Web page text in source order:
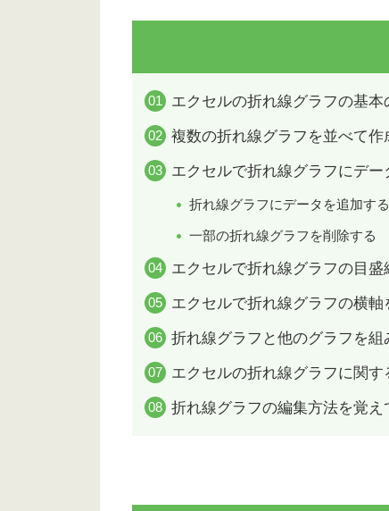
エクセルの折れ線グラフの基本
複数の折れ線グラフを並べて作
エクセルで折れ線グラフにデ
折れ線グラフにデータを追加する
一部の折れ線グラフを削除する
エクセルで折れ線グラフの目
エクセルで折れ線グラフの横軸
折れ線グラフと他のグラフを
エクセルの折れ線グラフに関す
折れ線グラフの編集方法を覚え